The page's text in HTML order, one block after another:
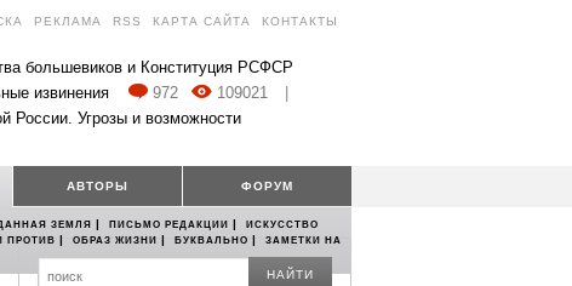
РЕКЛАМА RSS КАРТА САЙТА КОНТАКТЫ
большевиков и Конституция РСФСР
извинения 972 109021
России. Угрозы и возможности
АВТОРЫ ФОРУМ
ЗЕМЛЯ | ПИСЬМО РЕДАКЦИИ |
ИСКУССТВО
ПРОТИВ | ОБРАЗ ЖИЗНИ | БУКВАЛЬНО |
ЗАМЕТКИ НА
НАЙТИ